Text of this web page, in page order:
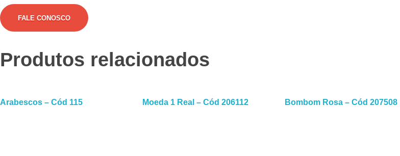
FALE CONOSCO
Produtos relacionados
Arabescos – Cód 115 Moeda 1 Real – Cód 206112 Bombom Rosa – Cód 207508
Leia Mais